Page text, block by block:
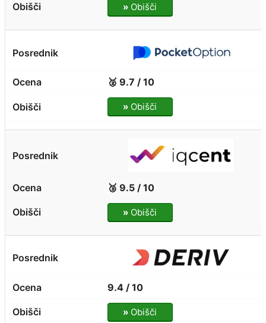
» Obišči
🥈 9.7 / 10
» Obišči
🥉 9.5 / 10
» Obišči
9.4 / 10
» Obišči